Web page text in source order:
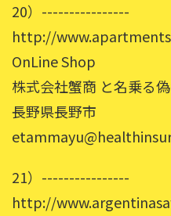
20）----------------
http://
OnLine Shop
株式会社蟹商 と名乗る
長野県長野市
21）----------------
http://